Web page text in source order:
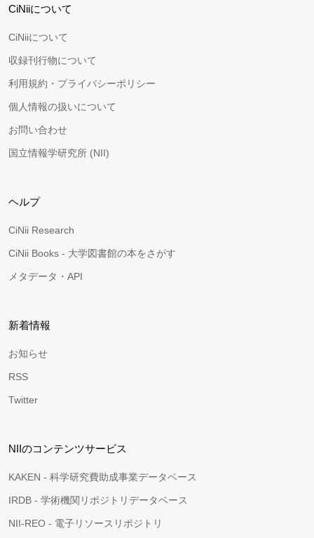
CiNiiについて
CiNiiについて
収録刊行物について
利用規約・プライバシーポリシー
個人情報の扱いについて
お問い合わせ
国立情報学研究所 (NII)
ヘルプ
CiNii Research
CiNii Books - 大学図書館の本をさがす
メタデータ・API
新着情報
お知らせ
RSS
Twitter
NIIのコンテンツサービス
KAKEN - 科学研究費助成事業データベース
IRDB - 学術機関リポジトリデータベース
NII-REO - 電子リソースリポジトリ